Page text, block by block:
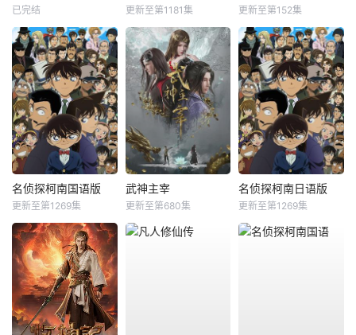
已完结 更新至第1181集 更新至第152集
名侦探柯南国语版
更新至第1269集
武神主宰
更新至第680集
名侦探柯南日语版
更新至第1269集